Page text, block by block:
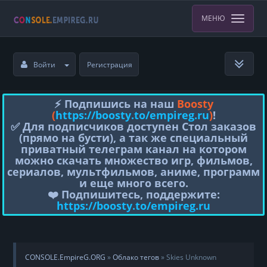
МЕНЮ
Войти Регистрация
⚡️ Подпишись на наш Boosty
(https://boosty.to/empireg.ru)!
✅ Для подписчиков доступен Стол заказов
(прямо на бусти), а так же специальный
приватный телеграм канал на котором
можно скачать множество игр, фильмов,
сериалов, мультфильмов, аниме, программ
и еще много всего.
❤️ Подпишитесь, поддержите:
https://boosty.to/empireg.ru
CONSOLE.EmpireG.ORG »Облако тегов» Skies Unknown